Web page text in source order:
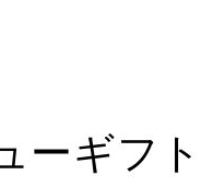
ーギフト